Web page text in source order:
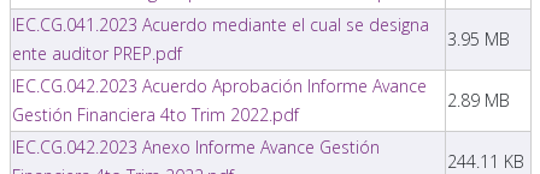
IEC.CG.041.2023 Acuerdo mediante el cual se designa
ente auditor PREP.pdf
3.95 MB
IEC.CG.042.2023 Acuerdo Aprobación Informe Avance
Gestión Financiera 4to Trim 2022.pdf
2.89 MB
IEC.CG.042.2023 Anexo Informe Avance Gestión
244.11 KB